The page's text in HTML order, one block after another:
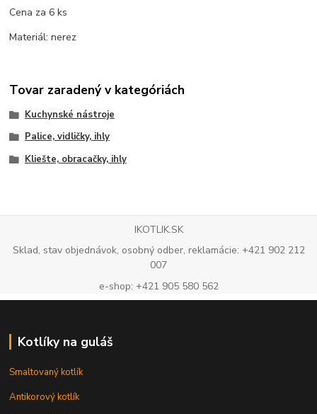
Cena za 6 ks
Materiál: nerez
Tovar zaradený v kategóriách
Kuchynské nástroje
Palice, vidličky, ihly
Kliešte, obracačky, ihly
IKOTLIK.SK
Sklad, stav objednávok, osobný odber, reklamácie: +421 902 212
007
e-shop: +421 905 580 562
Kotlíky na guláš
Smaltovaný kotlík
Antikorový kotlík